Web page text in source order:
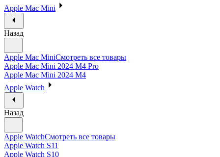
Apple Mac Mini
Назад
Apple Mac MiniСмотреть все товары
Apple Mac Mini 2024 M4 Pro
Apple Mac Mini 2024 M4
Apple Watch
Назад
Apple WatchСмотреть все товары
Apple Watch S11
Apple Watch S10